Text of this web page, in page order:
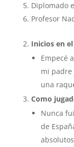
Diplomado
Profesor
Inicios en
Empecé
mi padre
una
Como
Nunca
de